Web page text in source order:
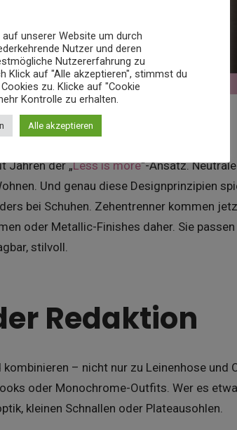
Jahren der „Less is more“-Ansatz. Neutrale
Und genau diese Designprinzipien
bei Schuhen. Zehentrenner kommen
oder Metallic-Finishes daher. Sie
stilvoll.
Redaktion
– nicht nur zu Leinenhose und
oder Monochrome-Outfits. Wer es
kleinen Schnallen oder Plateausohlen.
unserer Website um durch
Nutzer und deren
Nutzererfahrung zu
Klick auf "Alle akzeptieren", stimmst du
zu. Klicke auf "Cookie
Kontrolle zu erhalten.
Alle akzeptieren